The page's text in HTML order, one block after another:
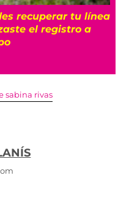
recuperar tu línea
el registro a
sabina rivas